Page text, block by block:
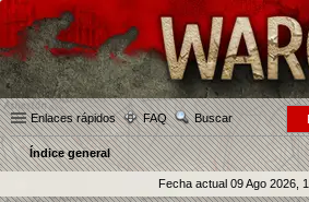
Enlaces rápidos FAQ Buscar
Índice general
Fecha actual 09 Ago 2026,